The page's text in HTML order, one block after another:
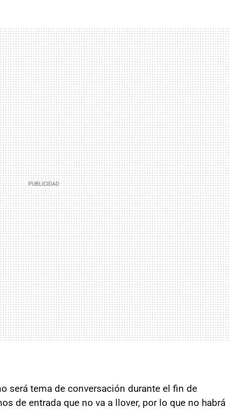
será tema de conversación durante el fin de
de entrada que no va a llover, por lo que no habrá